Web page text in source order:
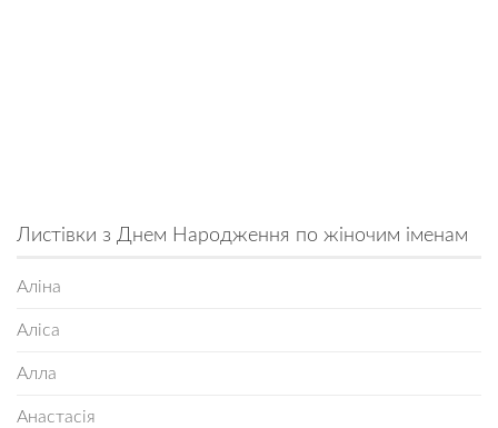
Листівки з Днем Народження по жіночим іменам
Аліна
Аліса
Алла
Анастасія